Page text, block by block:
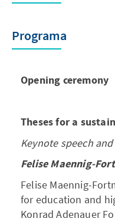
Programa
Opening ceremony
Theses for a
Keynote speech
Felise Maennig-
Felise Maennig-
for education and
Konrad Adenauer